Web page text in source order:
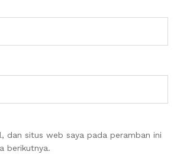
dan situs web saya pada peramban ini
berikutnya.